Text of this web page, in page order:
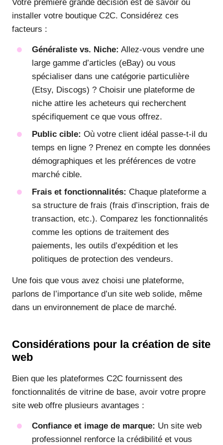
Votre première grande décision est de savoir où
installer votre boutique C2C. Considérez ces
facteurs :
Généraliste vs. Niche: Allez-vous vendre une
large gamme d’articles (eBay) ou vous
spécialiser dans une catégorie particulière
(Etsy, Discogs) ? Choisir une plateforme de
niche attire les acheteurs qui recherchent
spécifiquement ce que vous offrez.
Public cible: Où votre client idéal passe-t-il du
temps en ligne ? Prenez en compte les données
démographiques et les préférences de votre
marché cible.
Frais et fonctionnalités: Chaque plateforme a
sa structure de frais (frais d’inscription, frais de
transaction, etc.). Comparez les fonctionnalités
comme les options de traitement des
paiements, les outils d’expédition et les
politiques de protection des vendeurs.
Une fois que vous avez choisi une plateforme,
parlons de l’importance d’un site web solide, même
dans un environnement de place de marché.
Considérations pour la création de site
web
Bien que les plateformes C2C fournissent des
fonctionnalités de vitrine de base, avoir votre propre
site web offre plusieurs avantages :
Confiance et image de marque: Un site web
professionnel renforce la crédibilité et vous